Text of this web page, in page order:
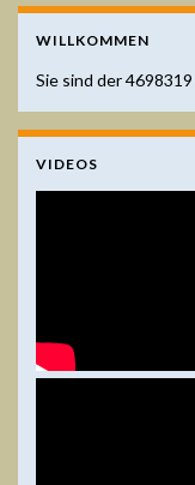
WILLKOMMEN
Sie sind der4698319
VIDEOS